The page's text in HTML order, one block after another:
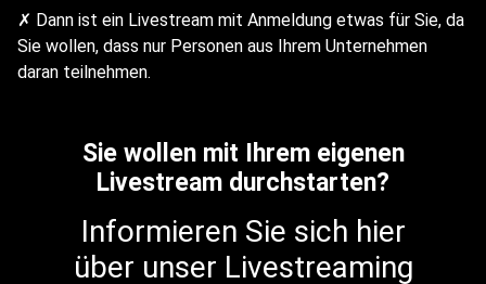
✗ Dann ist ein Livestream mit Anmeldung etwas für Sie, da
Sie wollen, dass nur Personen aus Ihrem Unternehmen
daran teilnehmen.
Sie wollen mit Ihrem eigenen
Livestream durchstarten?
Informieren Sie sich hier
über unser Livestreaming